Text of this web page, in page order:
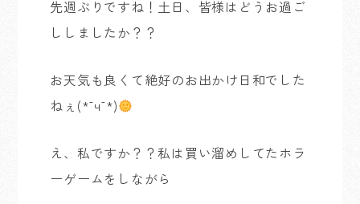
先週ぶりですね！土日、皆様はどうお過ご
ししましたか？？
お天気も良くて絶好のお出かけ日和でした
ねぇ(*¯ч¯*)
え、私ですか？？私は買い溜めしてたホラ
ーゲームをしながら